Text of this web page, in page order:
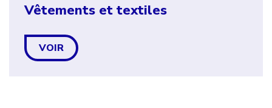
Vêtements et textiles
VOIR